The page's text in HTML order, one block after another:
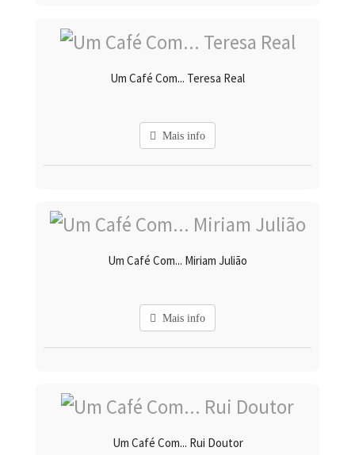
Um Café Com... Teresa Real
Mais info
Um Café Com... Miriam Julião
Mais info
Um Café Com... Rui Doutor